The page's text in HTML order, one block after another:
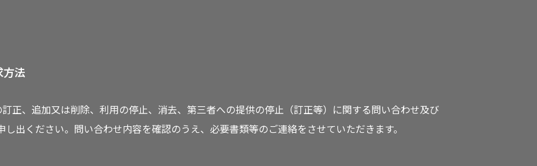
方法
正、追加又は削除、利用の停止、消去、第三者への提供の停止（訂正等）に関する問い合わせ及び
し出ください。問い合わせ内容を確認のうえ、必要書類等のご連絡をさせていただきます。